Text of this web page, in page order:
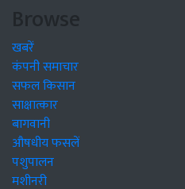
Browse
खबरें
कंपनी समाचार
सफल किसान
साक्षात्कार
बागवानी
औषधीय फसलें
पशुपालन
मशीनरी